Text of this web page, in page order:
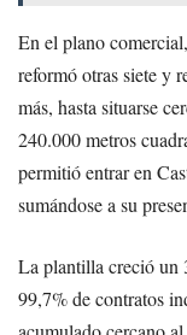
En el plano
reformó otras siete y
más, hasta situarse
240.000 metros
permitió entrar en
sumándose a su
La plantilla creció un
99,7% de contratos